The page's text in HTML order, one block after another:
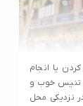
یا انجام
تنیس خوب و
دانید بهترین زمین تنیس در 15 خرداد و در نزدیکی محل